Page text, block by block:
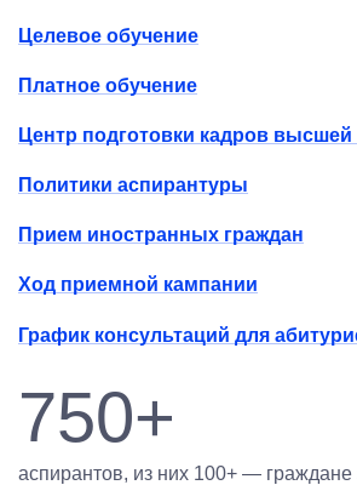
750+
аспирантов, из них 100+ —
Целевое обучение
Платное обучение
Центр подготовки кадров
Политики аспирантуры
Прием иностранных граждан
Ход приемной кампании
График консультаций для